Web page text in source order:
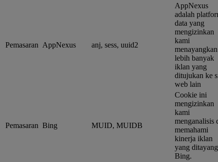
Pemasaran AppNexus anj, sess, uuid2
AppNexus
adalah
data yang
mengizinkan
kami
menayangkan
lebih banyak
iklan yang
ditujukan ke
web lain
Pemasaran Bing MUID, MUIDB
Cookie ini
mengizinkan
kami
menganalisis
memahami
kinerja iklan
yang
Bing.